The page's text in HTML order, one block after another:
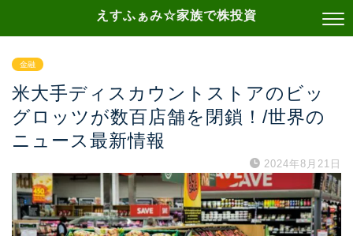
えすふぁみ☆家族で株投資
金融
米大手ディスカウントストアのビッ
グロッツが数百店舗を閉鎖！/世界の
ニュース最新情報
2024年8月21日